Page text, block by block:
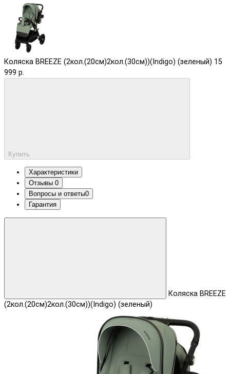
Коляска BREEZE (2кол.(20см)2кол.(30см))(Indigo) (зеленый) 15
999 р.
Купить
Характеристики
Отзывы 0
Вопросы и ответы0
Гарантия
Коляска BREEZE
(2кол.(20см)2кол.(30см))(Indigo) (зеленый)